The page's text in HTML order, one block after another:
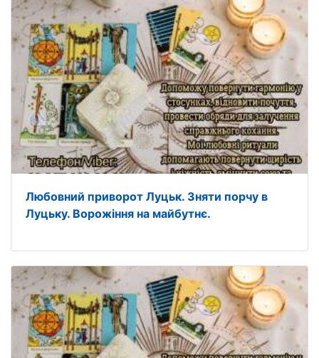
Любовний приворот Луцьк. Зняти порчу в
Луцьку. Ворожіння на майбутнє.